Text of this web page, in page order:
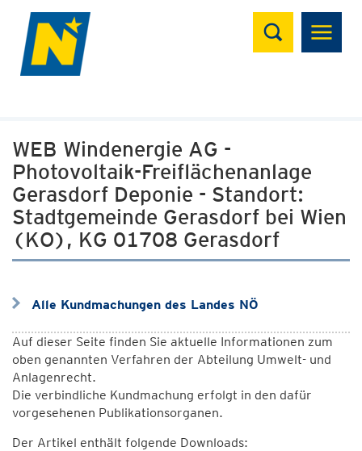
Suchen
WEB Windenergie AG -
Photovoltaik-Freiflächenanlage
Gerasdorf Deponie - Standort:
Stadtgemeinde Gerasdorf bei Wien
(KO), KG 01708 Gerasdorf
Alle Kundmachungen des Landes NÖ
Auf dieser Seite finden Sie aktuelle Informationen zum
oben genannten Verfahren der Abteilung Umwelt- und
Anlagenrecht.
Die verbindliche Kundmachung erfolgt in den dafür
vorgesehenen Publikationsorganen.
Der Artikel enthält folgende Downloads: